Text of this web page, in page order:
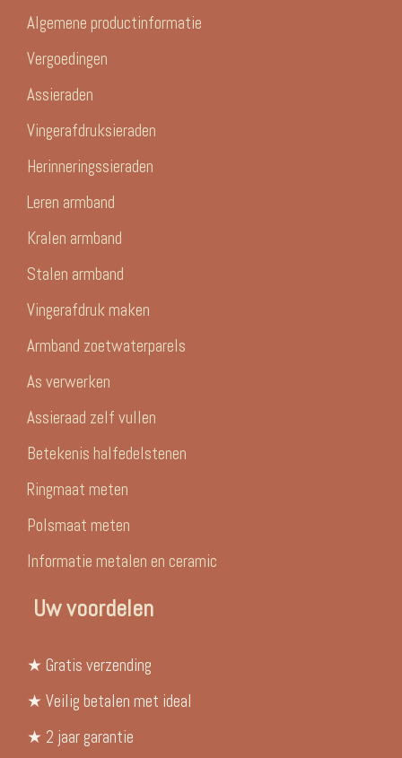
Algemene productinformatie
Vergoedingen
Assieraden
Vingerafdruksieraden
Herinneringssieraden
Leren armband
Kralen armband
Stalen armband
Vingerafdruk maken
Armband zoetwaterparels
As verwerken
Assieraad zelf vullen
Betekenis halfedelstenen
Ringmaat meten
Polsmaat meten
Informatie metalen en ceramic
Uw voordelen
★ Gratis verzending
★ Veilig betalen met ideal
★ 2 jaar garantie